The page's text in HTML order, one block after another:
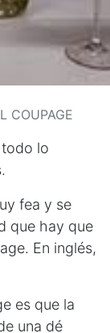
COUPAGE
lo
fea y se
que hay que
En inglés,
es que la
una dé